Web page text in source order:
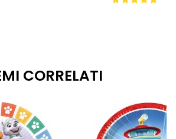
CORRELATI